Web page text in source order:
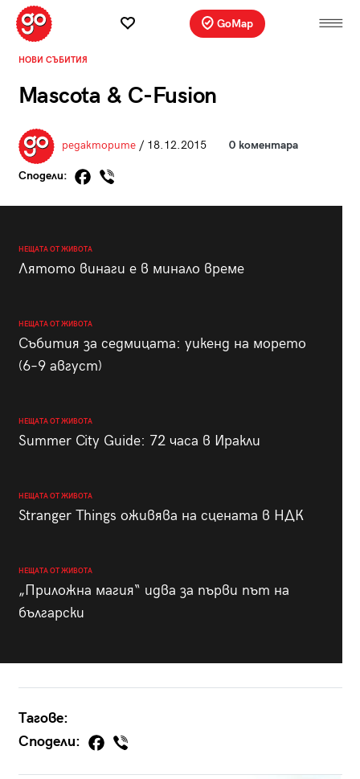
GoMap
НОВИ СЪБИТИЯ
Mascota & C-Fusion
редакторите/ 18.12.2015 0 коментара
Сподели:
НЕЩАТА ОТ ЖИВОТА
Лятото винаги е в минало време
НЕЩАТА ОТ ЖИВОТА
Събития за седмицата: уикенд на морето
(6–9 август)
НЕЩАТА ОТ ЖИВОТА
Summer City Guide: 72 часа в Иракли
НЕЩАТА ОТ ЖИВОТА
Stranger Things оживява на сцената в НДК
НЕЩАТА ОТ ЖИВОТА
„Приложна магия“ идва за първи път на
български
Тагове:
Сподели: